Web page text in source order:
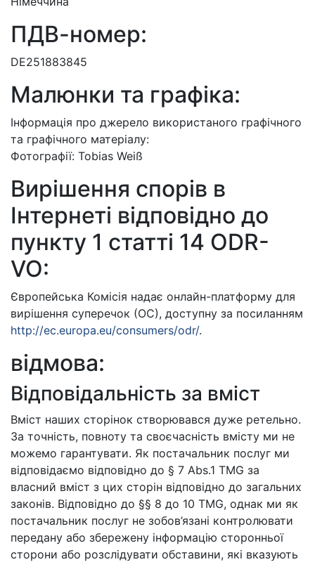
ПДВ-номер:
DE251883845
Малюнки та графіка:
Інформація про джерело використаного графічного
та графічного матеріалу:
Фотографії: Tobias Weiß
Вирішення спорів в
Інтернеті відповідно до
пункту 1 статті 14 ODR-
VO:
Європейська Комісія надає онлайн-платформу для
вирішення суперечок (ОС), доступну за посиланням
http://ec.europa.eu/consumers/odr/.
відмова:
Відповідальність за вміст
Вміст наших сторінок створювався дуже ретельно.
За точність, повноту та своєчасність вмісту ми не
можемо гарантувати. Як постачальник послуг ми
відповідаємо відповідно до § 7 Abs.1 TMG за
власний вміст з цих сторін відповідно до загальних
законів. Відповідно до §§ 8 до 10 TMG, однак ми як
постачальник послуг не зобов’язані контролювати
передану або збережену інформацію сторонньої
сторони або розслідувати обставини, які вказують